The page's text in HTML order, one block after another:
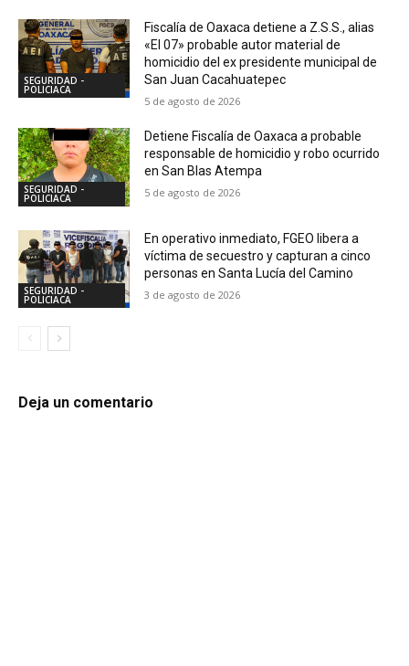
SEGURIDAD -
POLICIACA
Fiscalía de Oaxaca detiene a Z.S.S., alias
«El 07» probable autor material de
homicidio del ex presidente municipal de
San Juan Cacahuatepec
5 de agosto de 2026
SEGURIDAD -
POLICIACA
Detiene Fiscalía de Oaxaca a probable
responsable de homicidio y robo ocurrido
en San Blas Atempa
5 de agosto de 2026
SEGURIDAD -
POLICIACA
En operativo inmediato, FGEO libera a
víctima de secuestro y capturan a cinco
personas en Santa Lucía del Camino
3 de agosto de 2026
Deja un comentario